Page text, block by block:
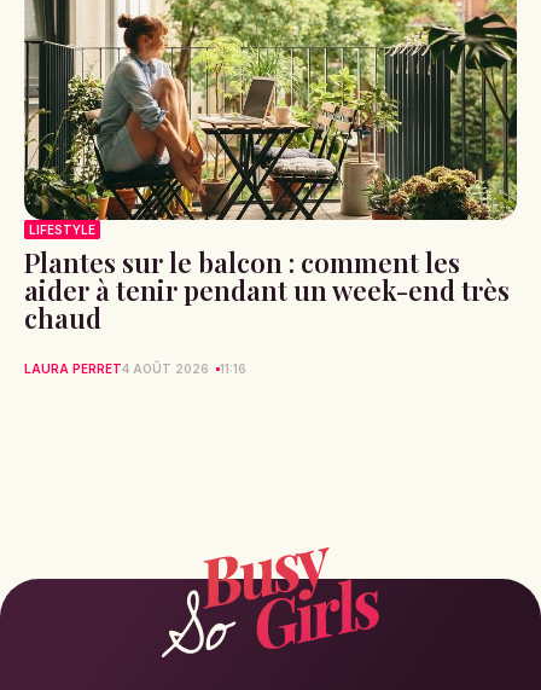
LIFESTYLE
Plantes sur le balcon : comment les
aider à tenir pendant un week-end très
chaud
LAURA PERRET4 AOÛT 2026 11:16